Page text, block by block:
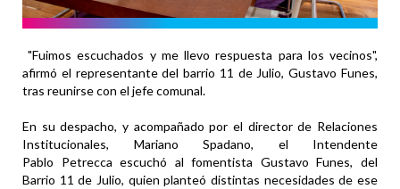
"Fuimos escuchados y me llevo respuesta para los vecinos",
afirmó el representante del barrio 11 de Julio, Gustavo Funes,
tras reunirse con el jefe comunal.
En su despacho, y acompañado por el director de Relaciones
Institucionales, Mariano Spadano, el Intendente
Pablo Petrecca escuchó al fomentista Gustavo Funes, del
Barrio 11 de Julio, quien planteó distintas necesidades de ese